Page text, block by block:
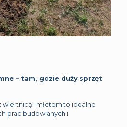
– tam, gdzie duży sprzęt
wiertnicą i młotem to idealne
prac budowlanych i